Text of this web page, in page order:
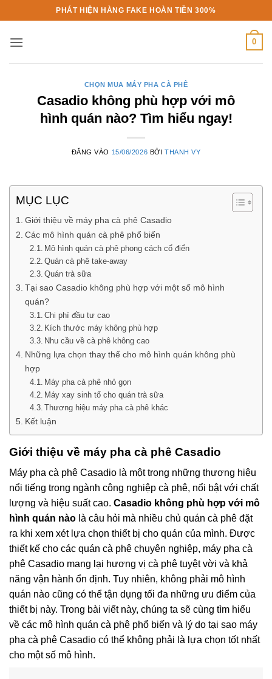
qua
nội
PHÁT HIỆN HÀNG FAKE HOÀN TIỀN 300%
0
CHỌN MUA MÁY PHA CÀ PHÊ
Casadio không phù hợp với mô
hình quán nào? Tìm hiểu ngay!
ĐĂNG VÀO 15/06/2026 BỞI THANH VY
MỤC LỤC
Giới thiệu về máy pha cà phê Casadio
Các mô hình quán cà phê phổ biến
Mô hình quán cà phê phong cách cổ điển
Quán cà phê take-away
Quán trà sữa
Tại sao Casadio không phù hợp với một số mô hình
quán?
Chi phí đầu tư cao
Kích thước máy không phù hợp
Nhu cầu về cà phê không cao
Những lựa chọn thay thế cho mô hình quán không phù
hợp
Máy pha cà phê nhỏ gọn
Máy xay sinh tố cho quán trà sữa
Thương hiệu máy pha cà phê khác
Kết luận
Giới thiệu về máy pha cà phê Casadio
Máy pha cà phê Casadio là một trong những thương hiệu
nổi tiếng trong ngành công nghiệp cà phê, nổi bật với chất
lượng và hiệu suất cao. Casadio không phù hợp với mô
hình quán nào là câu hỏi mà nhiều chủ quán cà phê đặt
ra khi xem xét lựa chọn thiết bị cho quán của mình. Được
thiết kế cho các quán cà phê chuyên nghiệp, máy pha cà
phê Casadio mang lại hương vị cà phê tuyệt vời và khả
năng vận hành ổn định. Tuy nhiên, không phải mô hình
quán nào cũng có thể tận dụng tối đa những ưu điểm của
thiết bị này. Trong bài viết này, chúng ta sẽ cùng tìm hiểu
về các mô hình quán cà phê phổ biến và lý do tại sao máy
pha cà phê Casadio có thể không phải là lựa chọn tốt nhất
cho một số mô hình.